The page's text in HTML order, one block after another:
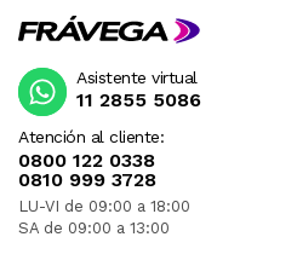
Atención al cliente:
0800 122 0338
0810 999 3728
LU-VI de 09:00 a 18:00
SA de 09:00 a 13:00
Asistente virtual
11 2855 5086